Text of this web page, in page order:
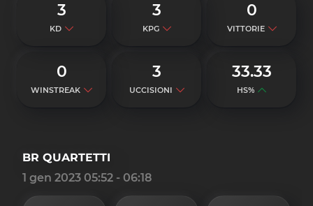
3
KD
3
KPG
0
VITTORIE
0
WINSTREAK
3
UCCISIONI
33.33
HS%
BR QUARTETTI
1 gen 2023 05:52 - 06:18